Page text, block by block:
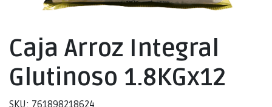
Caja Arroz Integral
Glutinoso 1.8KGx12